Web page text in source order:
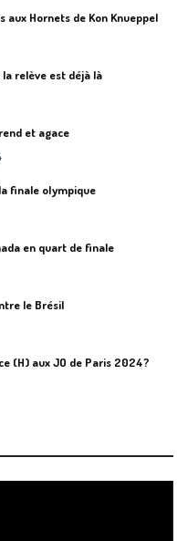
aux Hornets de Kon Knueppel
la relève est déjà là
et agace
finale olympique
en quart de finale
le Brésil
(H) aux JO de Paris 2024?